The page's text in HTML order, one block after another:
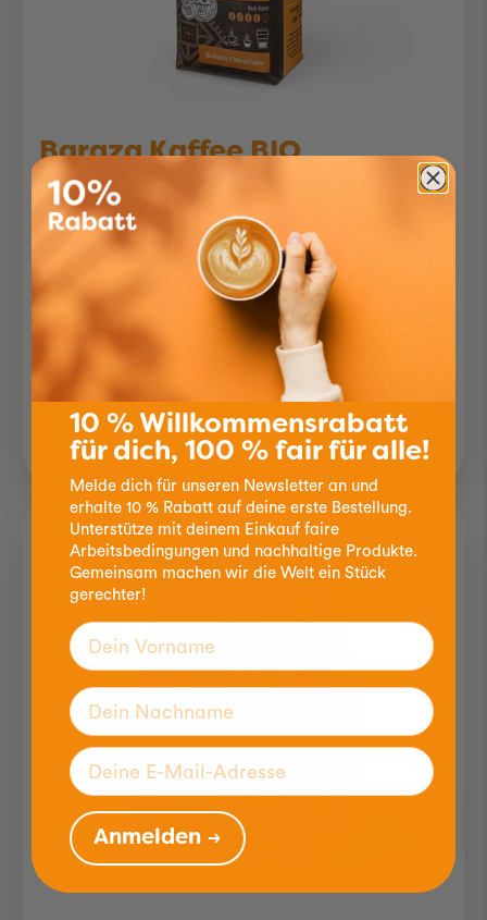
Baraza Kaffee BIO
gemahlen
Charakter:
8.90
10 % Willkommensrabatt
für dich, 100 % fair für alle!
Melde dich für unseren Newsletter an und
erhalte 10 % Rabatt auf deine erste Bestellung.
Unterstütze mit deinem Einkauf faire
Arbeitsbedingungen und nachhaltige Produkte.
Gemeinsam machen wir die Welt ein Stück
gerechter!
Anmelden →